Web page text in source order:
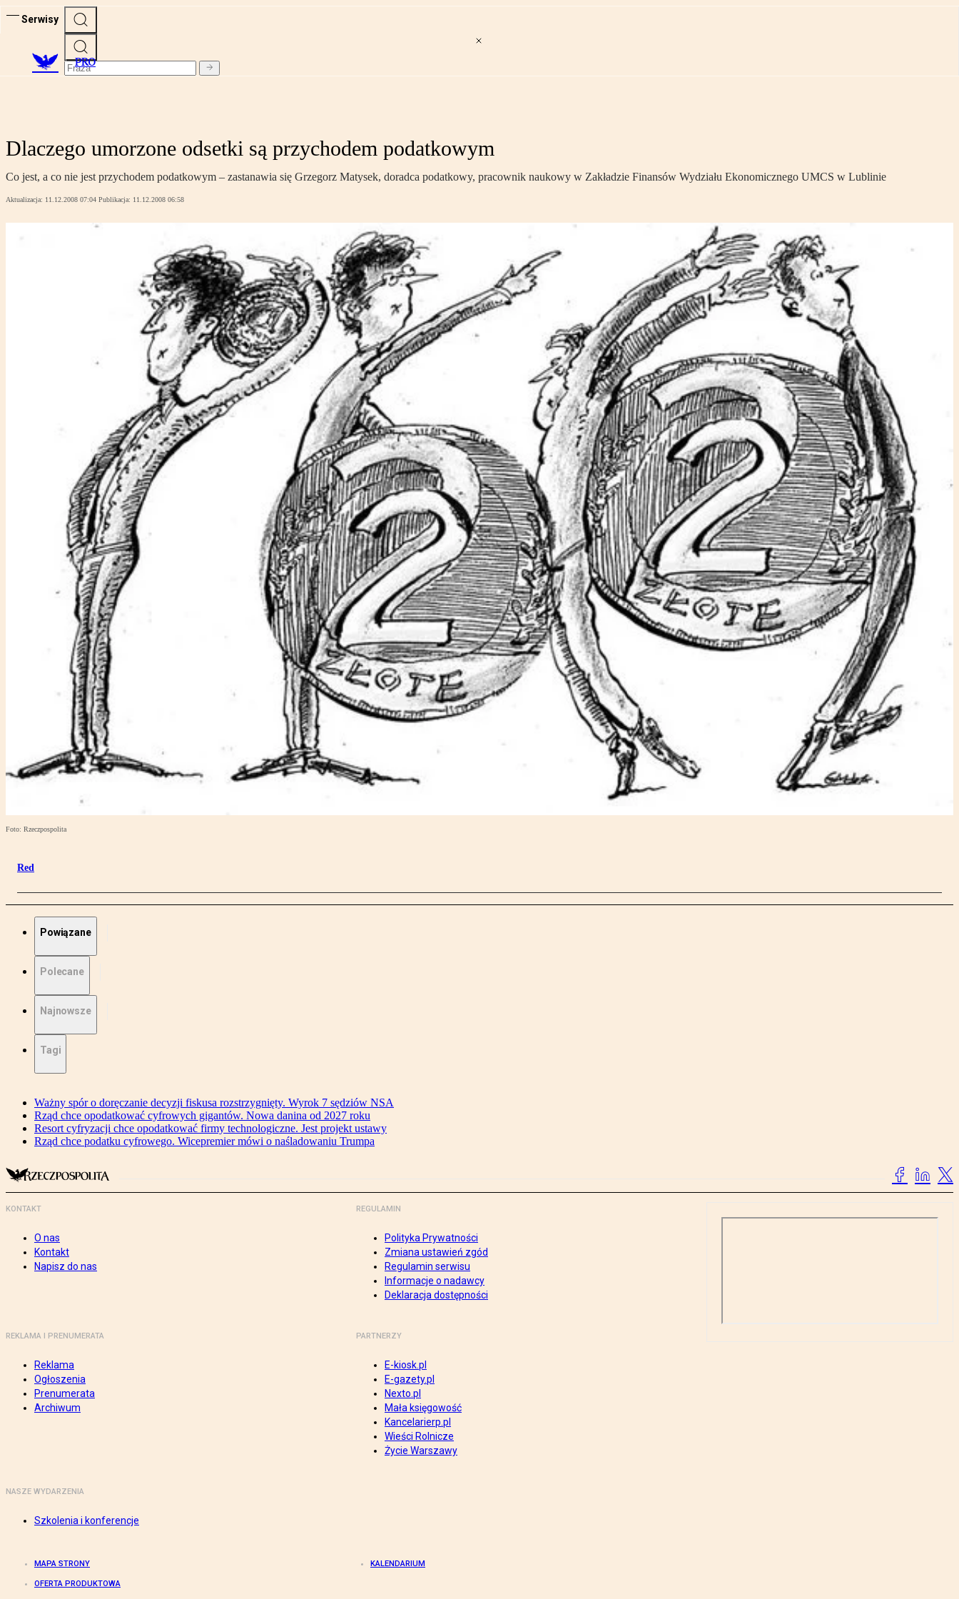
Serwisy
PRO
Dlaczego umorzone odsetki są przychodem podatkowym
Co jest, a co nie jest przychodem podatkowym – zastanawia się Grzegorz Matysek, doradca podatkowy, pracownik naukowy w Zakładzie Finansów Wydziału Ekonomicznego UMCS w Lublinie
Aktualizacja: 11.12.2008 07:04 Publikacja: 11.12.2008 06:58
Foto: Rzeczpospolita
Red
Powiązane
Polecane
Najnowsze
Tagi
Ważny spór o doręczanie decyzji fiskusa rozstrzygnięty. Wyrok 7 sędziów NSA
Rząd chce opodatkować cyfrowych gigantów. Nowa danina od 2027 roku
Resort cyfryzacji chce opodatkować firmy technologiczne. Jest projekt ustawy
Rząd chce podatku cyfrowego. Wicepremier mówi o naśladowaniu Trumpa
KONTAKT
O nas
Kontakt
Napisz do nas
REGULAMIN
Polityka Prywatności
Zmiana ustawień zgód
Regulamin serwisu
Informacje o nadawcy
Deklaracja dostępności
REKLAMA I PRENUMERATA
Reklama
Ogłoszenia
Prenumerata
Archiwum
PARTNERZY
E-kiosk.pl
E-gazety.pl
Nexto.pl
Mała księgowość
Kancelarierp.pl
Wieści Rolnicze
Życie Warszawy
NASZE WYDARZENIA
Szkolenia i konferencje
MAPA STRONY KALENDARIUM
OFERTA PRODUKTOWA